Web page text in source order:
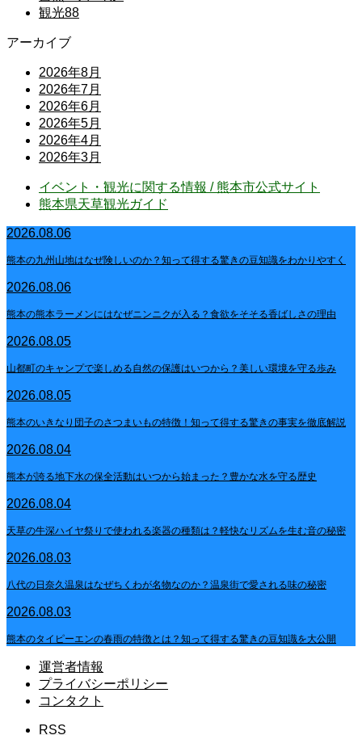
観光88
アーカイブ
2026年8月
2026年7月
2026年6月
2026年5月
2026年4月
2026年3月
イベント・観光に関する情報 / 熊本市公式サイト
熊本県天草観光ガイド
2026.08.06
熊本の九州山地はなぜ険しいのか？知って得する驚きの豆知識をわかりやすく
2026.08.06
熊本の熊本ラーメンにはなぜニンニクが入る？食欲をそそる香ばしさの理由
2026.08.05
山都町のキャンプで楽しめる自然の保護はいつから？美しい環境を守る歩み
2026.08.05
熊本のいきなり団子のさつまいもの特徴！知って得する驚きの事実を徹底解説
2026.08.04
熊本が誇る地下水の保全活動はいつから始まった？豊かな水を守る歴史
2026.08.04
天草の牛深ハイヤ祭りで使われる楽器の種類は？軽快なリズムを生む音の秘密
2026.08.03
八代の日奈久温泉はなぜちくわが名物なのか？温泉街で愛される味の秘密
2026.08.03
熊本のタイピーエンの春雨の特徴とは？知って得する驚きの豆知識を大公開
運営者情報
プライバシーポリシー
コンタクト
RSS